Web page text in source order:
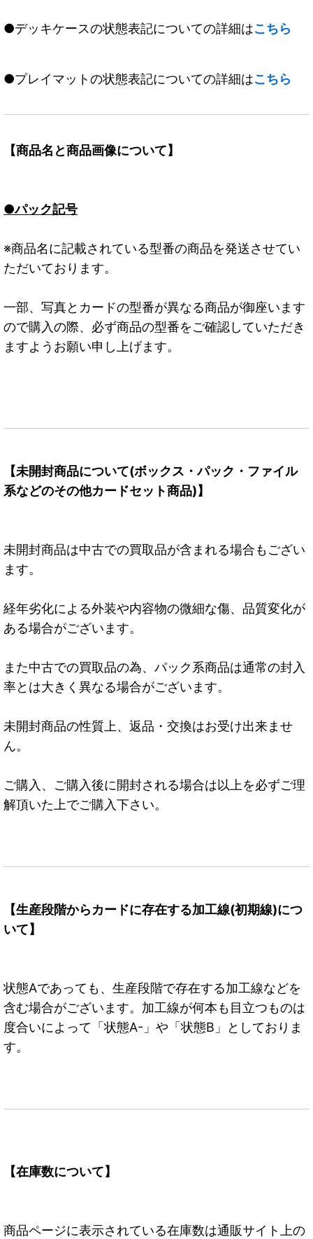
●デッキケースの状態表記についての詳細はこちら
●プレイマットの状態表記についての詳細はこちら
【商品名と商品画像について】
●パック記号
※商品名に記載されている型番の商品を発送させてい
ただいております。
一部、写真とカードの型番が異なる商品が御座います
ので購入の際、必ず商品の型番をご確認していただき
ますようお願い申し上げます。
【未開封商品について(ボックス・パック・ファイル
系などのその他カードセット商品)】
未開封商品は中古での買取品が含まれる場合もござい
ます。
経年劣化による外装や内容物の微細な傷、品質変化が
ある場合がございます。
また中古での買取品の為、パック系商品は通常の封入
率とは大きく異なる場合がございます。
未開封商品の性質上、返品・交換はお受け出来ませ
ん。
ご購入、ご購入後に開封される場合は以上を必ずご理
解頂いた上でご購入下さい。
【生産段階からカードに存在する加工線(初期線)につ
いて】
状態Aであっても、生産段階で存在する加工線などを
含む場合がございます。加工線が何本も目立つものは
度合いによって「状態A-」や「状態B」としておりま
す。
【在庫数について】
商品ページに表示されている在庫数は通販サイト上の